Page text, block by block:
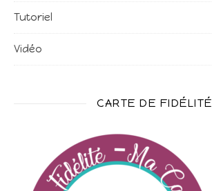
Tutoriel
Vidéo
CARTE DE FIDÉLITÉ